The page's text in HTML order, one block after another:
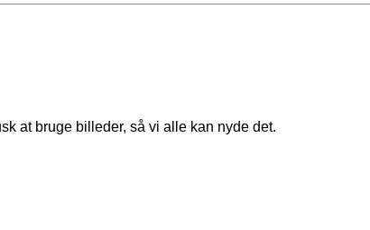
at bruge billeder, så vi alle kan nyde det.